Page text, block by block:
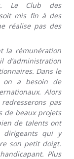
Le Club des
mis fin à des
réalise pas des
la rémunération
d’administration
Dans le
on a besoin de
Alors
pas
de beaux projets
de talents ont
dirigeants qui y
son petit doigt.
Plus